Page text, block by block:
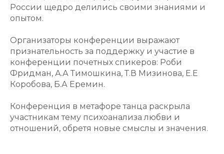
России щедро делились своими знаниями и
опытом.
Организаторы конференции выражают
признательность за поддержку и участие в
конференции почетных спикеров: Роби
Фридман, А.А Тимошкина, Т.В Мизинова, Е.Е
Коробова, Б.А Еремин.
Конференция в метафоре танца раскрыла
участникам тему психоанализа любви и
отношений, обретя новые смыслы и значения.